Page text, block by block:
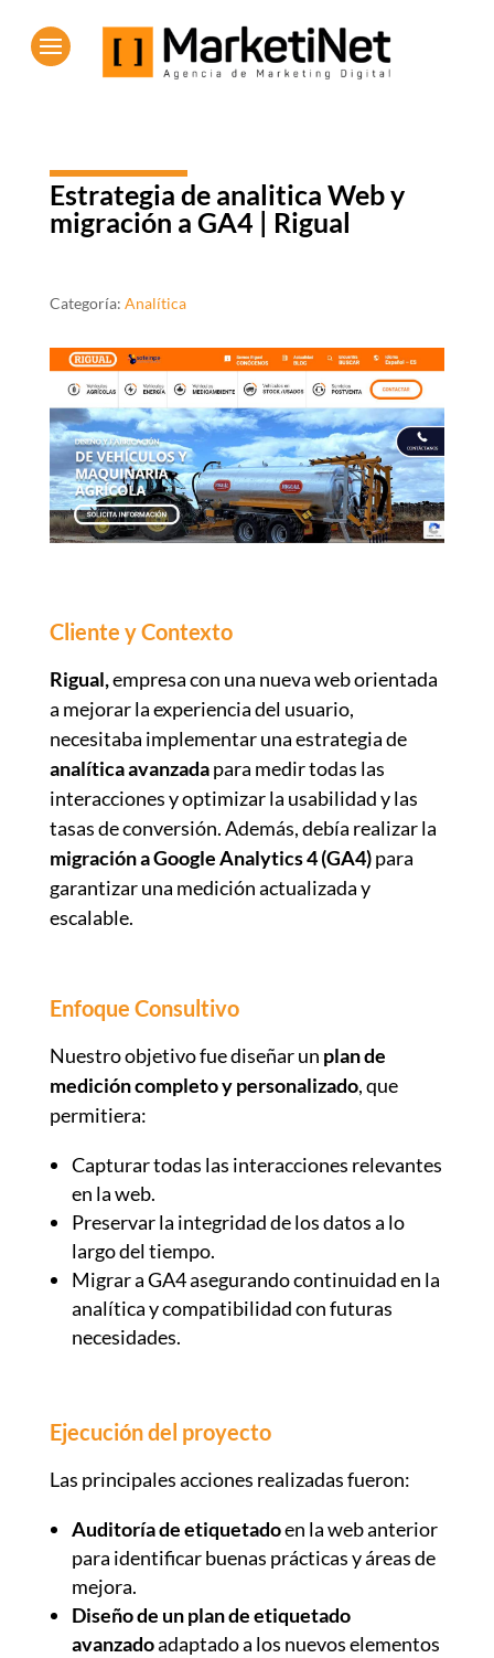
Estrategia de analitica Web y
migración a GA4 | Rigual
Categoría: Analítica
Cliente y Contexto
Rigual,empresa con una nueva web orientada
a mejorar la experiencia del usuario,
necesitaba implementar una estrategia de
analítica avanzadapara medir todas las
interacciones y optimizar la usabilidad y las
tasas de conversión. Además, debía realizar la
migración a Google Analytics 4 (GA4)para
garantizar una medición actualizada y
escalable.
Enfoque Consultivo
Nuestro objetivo fue diseñar un plan de
medición completo y personalizado, que
permitiera:
Capturar todas las interacciones relevantes
en la web.
Preservar la integridad de los datos a lo
largo del tiempo.
Migrar a GA4 asegurando continuidad en la
analítica y compatibilidad con futuras
necesidades.
Ejecución del proyecto
Las principales acciones realizadas fueron:
Auditoría de etiquetadoen la web anterior
para identificar buenas prácticas y áreas de
mejora.
Diseño de un plan de etiquetado
avanzadoadaptado a los nuevos elementos